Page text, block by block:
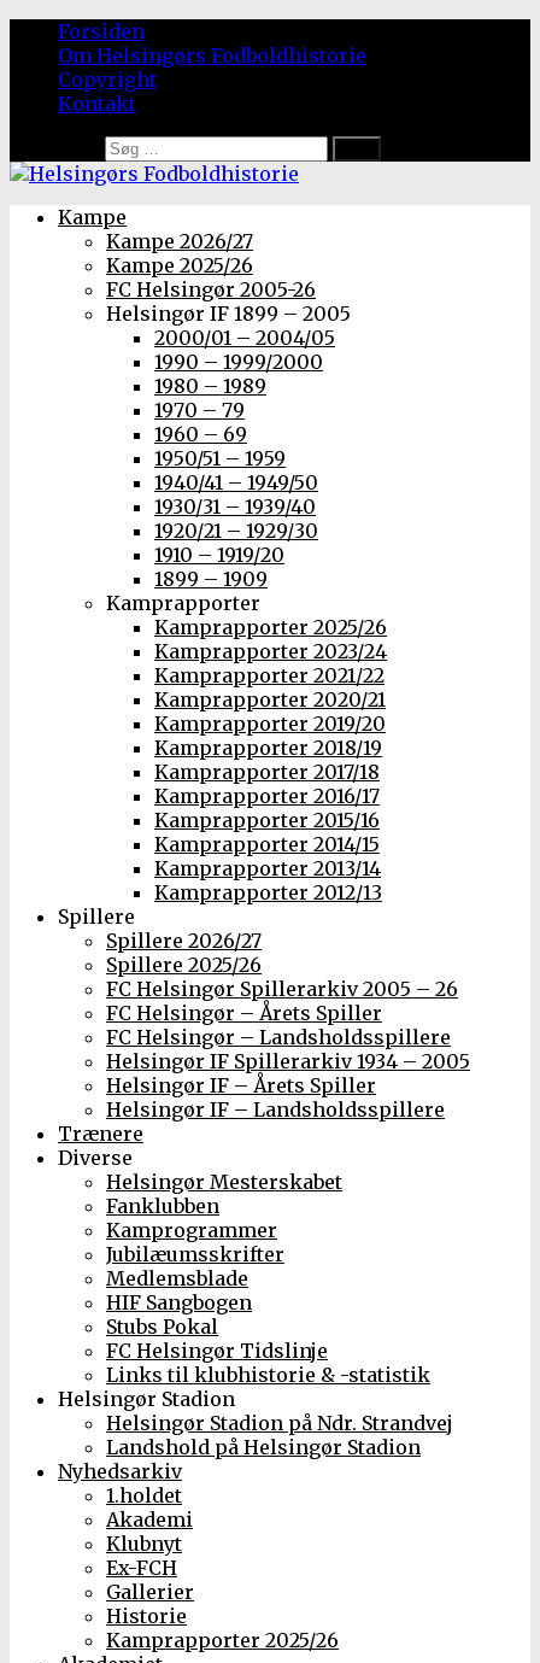
Forsiden
Om Helsingørs Fodboldhistorie
Copyright
Kontakt
Kampe
Kampe 2026/27
Kampe 2025/26
FC Helsingør 2005-26
Helsingør IF 1899 – 2005
2000/01 – 2004/05
1990 – 1999/2000
1980 – 1989
1970 – 79
1960 – 69
1950/51 – 1959
1940/41 – 1949/50
1930/31 – 1939/40
1920/21 – 1929/30
1910 – 1919/20
1899 – 1909
Kamprapporter
Kamprapporter 2025/26
Kamprapporter 2023/24
Kamprapporter 2021/22
Kamprapporter 2020/21
Kamprapporter 2019/20
Kamprapporter 2018/19
Kamprapporter 2017/18
Kamprapporter 2016/17
Kamprapporter 2015/16
Kamprapporter 2014/15
Kamprapporter 2013/14
Kamprapporter 2012/13
Spillere
Spillere 2026/27
Spillere 2025/26
FC Helsingør Spillerarkiv 2005 – 26
FC Helsingør – Årets Spiller
FC Helsingør – Landsholdsspillere
Helsingør IF Spillerarkiv 1934 – 2005
Helsingør IF – Årets Spiller
Helsingør IF – Landsholdsspillere
Trænere
Diverse
Helsingør Mesterskabet
Fanklubben
Kamprogrammer
Jubilæumsskrifter
Medlemsblade
HIF Sangbogen
Stubs Pokal
FC Helsingør Tidslinje
Links til klubhistorie & -statistik
Helsingør Stadion
Helsingør Stadion på Ndr. Strandvej
Landshold på Helsingør Stadion
Nyhedsarkiv
1.holdet
Akademi
Klubnyt
Ex-FCH
Gallerier
Historie
Kamprapporter 2025/26